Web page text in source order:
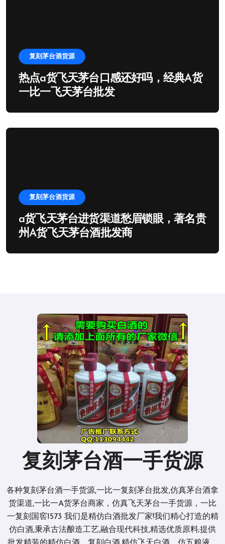
复刻茅台酒货源
热点a货飞天茅台口感还好吗，经典A货
一比一飞天茅台批发
复刻茅台酒货源
a货飞天茅台进货渠道愁眉锁眼，著名贵
州A货飞天茅台酒批发商
复刻茅台酒一手货源
各种复刻茅台酒一手货源,一比一复刻茅台批发,仿真茅台酒拿
货渠道,一比一A货茅台商家，仿真飞天茅台一手货源，一比
一复刻国窖1573 我们是精仿白酒批发厂家!我们精心打造的精
仿白酒,秉承古法酿造工艺,融合现代科技,精选优质原料;提供